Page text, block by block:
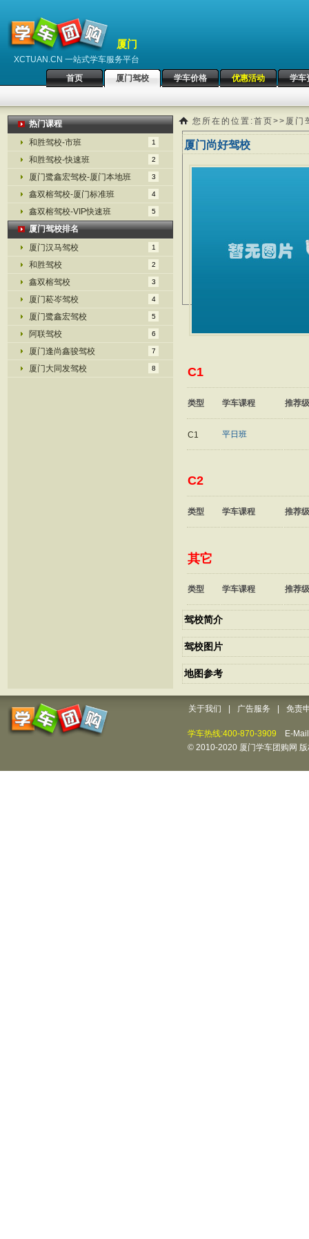
厦门
XCTUAN.CN 一站式学车服务平台
首页
厦门驾校 学车价格 优惠活动 学车
热门课程
1
和胜驾校-市班
2
和胜驾校-快速班
3
厦门鹭鑫宏驾校-厦门本地班
4
鑫双榕驾校-厦门标准班
5
鑫双榕驾校-VIP快速班
厦门驾校排名
1
厦门汉马驾校
2
和胜驾校
3
鑫双榕驾校
4
厦门菘岑驾校
5
厦门鹭鑫宏驾校
6
阿联驾校
7
厦门逢尚鑫骏驾校
8
厦门大同发驾校
您所在的位置:首页>> 厦门
厦门尚好驾校
C1
类型 学车课程 推荐
C1 平日班
C2
类型 学车课程 推荐
其它
类型 学车课程 推荐
驾校简介
驾校图片
地图参考
关于我们 广告服务 免责
学车热线:400-870-3909 E-
© 2010-2020 厦门学车团购网